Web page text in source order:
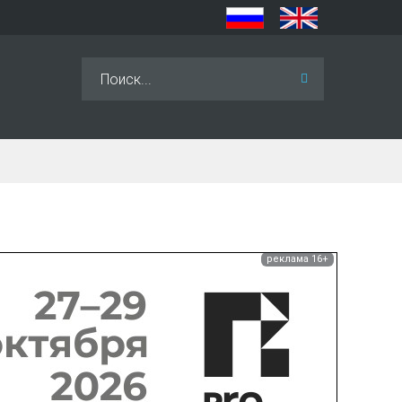
реклама 16+